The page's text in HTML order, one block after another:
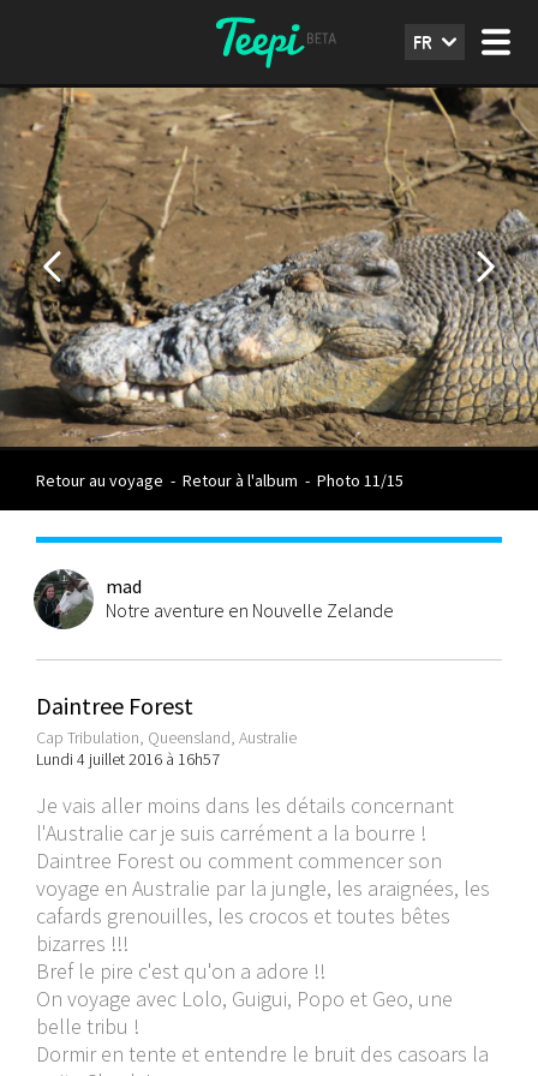
FR
Retour au voyage - Retour à l'album - Photo 11/15
mad
Notre aventure en Nouvelle Zelande
Daintree Forest
Cap Tribulation, Queensland, Australie
Lundi 4 juillet 2016 à 16h57
Je vais aller moins dans les détails concernant
l'Australie car je suis carrément a la bourre !
Daintree Forest ou comment commencer son
voyage en Australie par la jungle, les araignées, les
cafards grenouilles, les crocos et toutes bêtes
bizarres !!!
Bref le pire c'est qu'on a adore !!
On voyage avec Lolo, Guigui, Popo et Geo, une
belle tribu !
Dormir en tente et entendre le bruit des casoars la